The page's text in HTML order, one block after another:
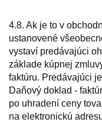
4.8. Ak je to v
ustanovené
vystaví predávajúci
základe kúpnej
faktúru. Predávajúci
Daňový doklad -
po uhradení ceny
na elektronickú